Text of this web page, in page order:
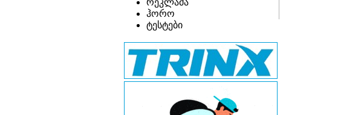
რეკლამა
ჰორო
ტესტები